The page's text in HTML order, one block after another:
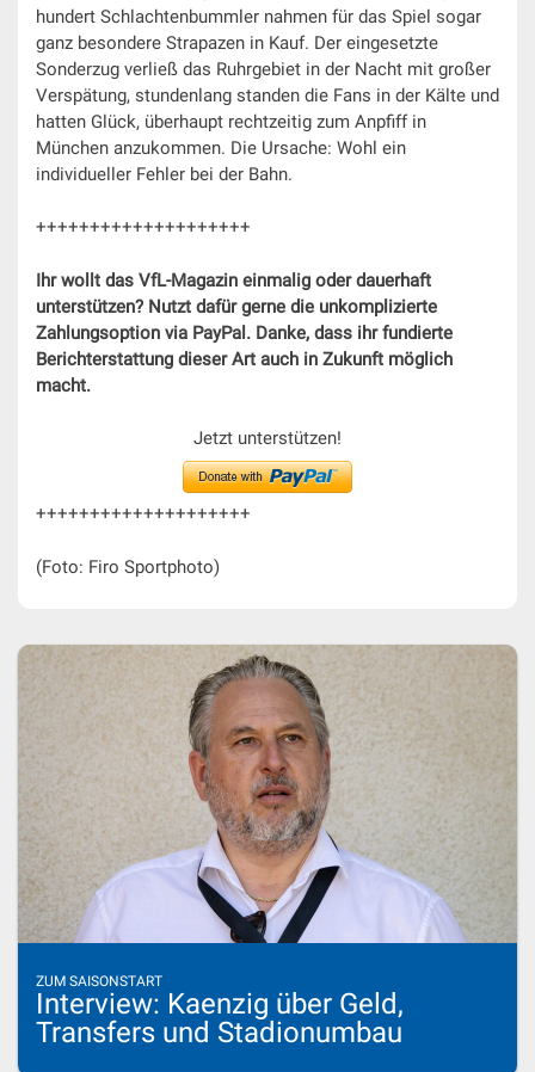
hundert Schlachtenbummler nahmen für das Spiel sogar
ganz besondere Strapazen in Kauf. Der eingesetzte
Sonderzug verließ das Ruhrgebiet in der Nacht mit großer
Verspätung, stundenlang standen die Fans in der Kälte und
hatten Glück, überhaupt rechtzeitig zum Anpfiff in
München anzukommen. Die Ursache: Wohl ein
individueller Fehler bei der Bahn.
++++++++++++++++++++
Ihr wollt das VfL-Magazin einmalig oder dauerhaft
unterstützen? Nutzt dafür gerne die unkomplizierte
Zahlungsoption via PayPal. Danke, dass ihr fundierte
Berichterstattung dieser Art auch in Zukunft möglich
macht.
Jetzt unterstützen!
++++++++++++++++++++
(Foto: Firo Sportphoto)
ZUM SAISONSTART
Interview: Kaenzig über Geld,
Transfers und Stadionumbau